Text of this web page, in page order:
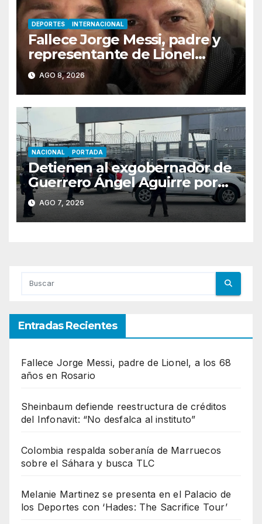
DEPORTES INTERNACIONAL
Fallece Jorge Messi, padre y
representante de Lionel
Messi, en Rosario
AGO 8, 2026
NACIONAL PORTADA
Detienen al exgobernador de
Guerrero Ángel Aguirre por
obstrucción en el caso
Ayotzinapa
AGO 7, 2026
Entradas Recientes
Fallece Jorge Messi, padre de Lionel, a los 68
años en Rosario
Sheinbaum defiende reestructura de créditos
del Infonavit: “No desfalca al instituto”
Colombia respalda soberanía de Marruecos
sobre el Sáhara y busca TLC
Melanie Martinez se presenta en el Palacio de
los Deportes con ‘Hades: The Sacrifice Tour’